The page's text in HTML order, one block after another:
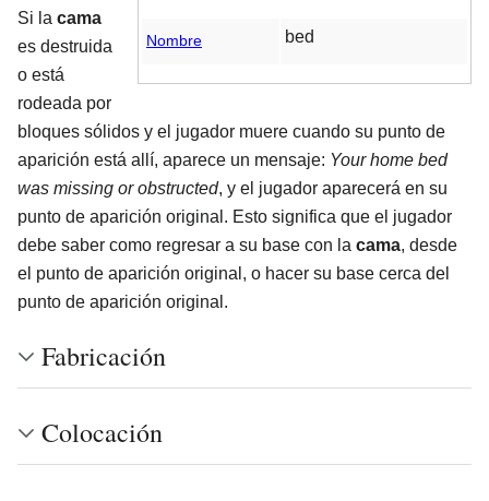
Nombre bed
Si la cama
es destruida
o está
rodeada por
bloques sólidos y el jugador muere cuando su punto de
aparición está allí, aparece un mensaje: Your home bed
was missing or obstructed, y el jugador aparecerá en su
punto de aparición original. Esto significa que el jugador
debe saber como regresar a su base con la cama, desde
el punto de aparición original, o hacer su base cerca del
punto de aparición original.
Fabricación
Colocación